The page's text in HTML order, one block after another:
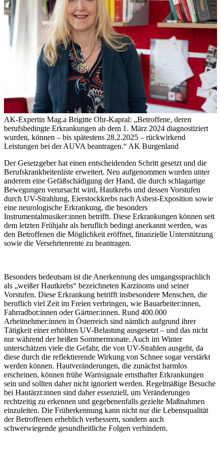
AK-Expertin Mag.a Brigitte Ohr-Kapral: „Betroffene, deren
berufsbedingte Erkrankungen ab dem 1. März 2024 diagnostiziert
wurden, können – bis spätestens 28.2.2025 – rückwirkend
Leistungen bei der AUVA beantragen.“ AK Burgenland
Der Gesetzgeber hat einen entscheidenden Schritt gesetzt und die
Berufskrankheitenliste erweitert. Neu aufgenommen wurden unter
anderem eine Gefäßschädigung der Hand, die durch schlagartige
Bewegungen verursacht wird, Hautkrebs und dessen Vorstufen
durch UV-Strahlung, Eierstockkrebs nach Asbest-Exposition sowie
eine neurologische Erkrankung, die besonders
Instrumentalmusiker:innen betrifft. Diese Erkrankungen können seit
dem letzten Frühjahr als beruflich bedingt anerkannt werden, was
den Betroffenen die Möglichkeit eröffnet, finanzielle Unterstützung
sowie die Versehrtenrente zu beantragen.
Besonders bedeutsam ist die Anerkennung des umgangssprachlich
als „weißer Hautkrebs“ bezeichneten Karzinoms und seiner
Vorstufen. Diese Erkrankung betrifft insbesondere Menschen, die
beruflich viel Zeit im Freien verbringen, wie Bauarbeiter:innen,
Fahrradbot:innen oder Gärtner:innen. Rund 400.000
Arbeitnehmer:innen in Österreich sind nämlich aufgrund ihrer
Tätigkeit einer erhöhten UV-Belastung ausgesetzt – und das nicht
nur während der heißen Sommermonate. Auch im Winter
unterschätzen viele die Gefahr, die von UV-Strahlen ausgeht, da
diese durch die reflektierende Wirkung von Schnee sogar verstärkt
werden können. Hautveränderungen, die zunächst harmlos
erscheinen, können frühe Warnsignale ernsthafter Erkrankungen
sein und sollten daher nicht ignoriert werden. Regelmäßige Besuche
bei Hautärzt:innen sind daher essenziell, um Veränderungen
rechtzeitig zu erkennen und gegebenenfalls gezielte Maßnahmen
einzuleiten. Die Früherkennung kann nicht nur die Lebensqualität
der Betroffenen erheblich verbessern, sondern auch
schwerwiegende gesundheitliche Folgen verhindern.